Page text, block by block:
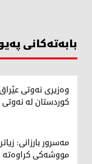
بابەتەکانی
وەزیری نەوتی
کوردستان لە
مەسرور بارزانی:
مووشەکی